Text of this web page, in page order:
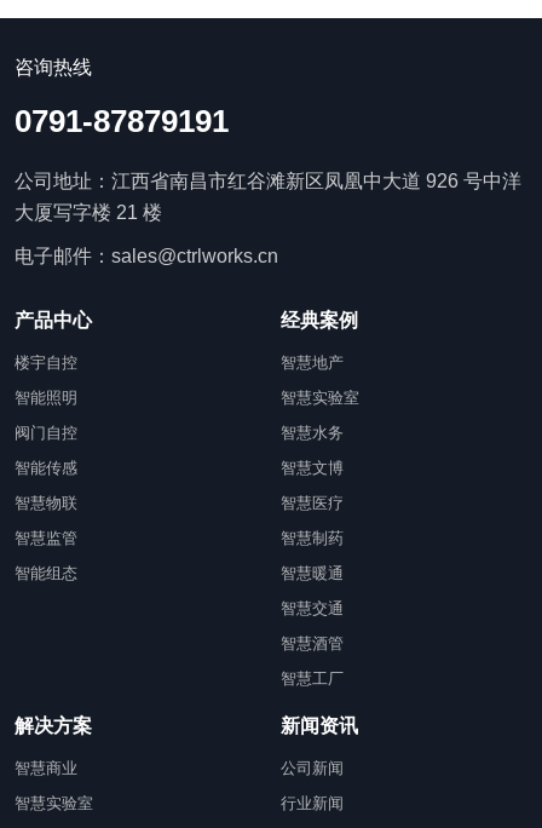
咨询热线
0791-87879191
公司地址：江西省南昌市红谷滩新区凤凰中大道 926 号中洋
大厦写字楼 21 楼
电子邮件：sales@ctrlworks.cn
产品中心
楼宇自控
智能照明
阀门自控
智能传感
智慧物联
智慧监管
智能组态
经典案例
智慧地产
智慧实验室
智慧水务
智慧文博
智慧医疗
智慧制药
智慧暖通
智慧交通
智慧酒管
智慧工厂
解决方案
智慧商业
智慧实验室
新闻资讯
公司新闻
行业新闻